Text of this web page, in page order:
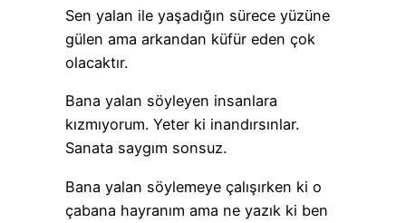
Sen yalan ile yaşadığın sürece yüzüne
gülen ama arkandan küfür eden çok
olacaktır.
Bana yalan söyleyen insanlara
kızmıyorum. Yeter ki inandırsınlar.
Sanata saygım sonsuz.
Bana yalan söylemeye çalışırken ki o
çabana hayranım ama ne yazık ki ben